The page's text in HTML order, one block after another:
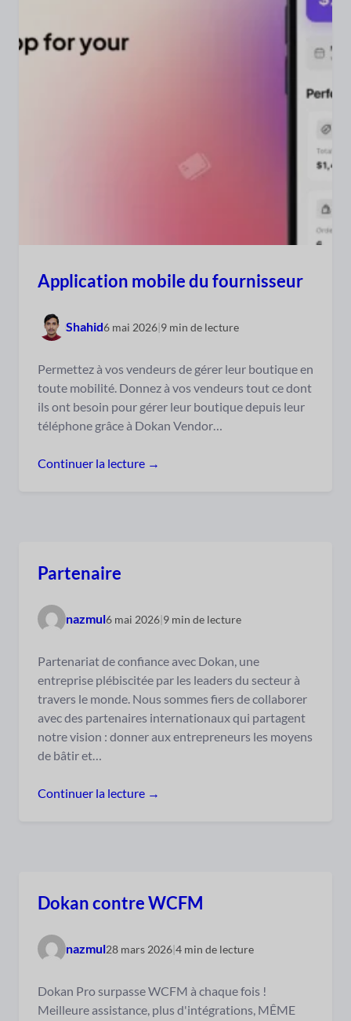
Application mobile du fournisseur
Shahid6 mai 2026|9 min de lecture
Permettez à vos vendeurs de gérer leur boutique en
toute mobilité. Donnez à vos vendeurs tout ce dont
ils ont besoin pour gérer leur boutique depuis leur
téléphone grâce à Dokan Vendor…
Continuer la lecture →
Partenaire
nazmul6 mai 2026|9 min de lecture
Partenariat de confiance avec Dokan, une
entreprise plébiscitée par les leaders du secteur à
travers le monde. Nous sommes fiers de collaborer
avec des partenaires internationaux qui partagent
notre vision : donner aux entrepreneurs les moyens
de bâtir et…
Continuer la lecture →
Dokan contre WCFM
nazmul28 mars 2026|4 min de lecture
Dokan Pro surpasse WCFM à chaque fois !
Meilleure assistance, plus d'intégrations, MÊME